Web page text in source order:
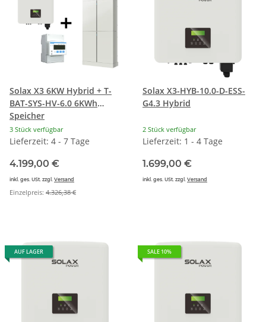
Solax X3 6KW Hybrid + T-
BAT-SYS-HV-6.0 6KWh
Speicher
3 Stück verfügbar
Lieferzeit: 4 - 7 Tage
4.199,00 €
inkl. ges. USt. zzgl. Versand
Einzelpreis: 4.326,38 €
Solax X3-HYB-10.0-D-ESS-
G4.3 Hybrid
2 Stück verfügbar
Lieferzeit: 1 - 4 Tage
1.699,00 €
inkl. ges. USt. zzgl. Versand
AUF LAGER SALE 10%